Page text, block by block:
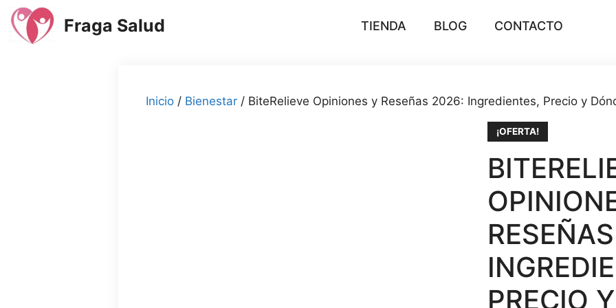
Saltar
contenido
Fraga Salud TIENDA BLOG CONTACTO
Inicio / Bienestar / BiteRelieve Opiniones y Reseñas 2026: Ingredientes, Precio y
¡OFERTA!
PRECIO